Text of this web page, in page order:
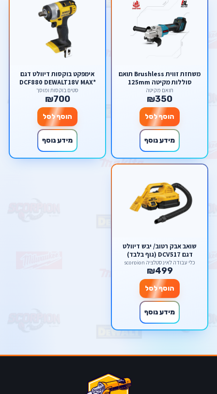
משחזת זווית Brushless תואם
סוללות מקיטה 125mm
תואם מקיטה
₪350
הוסף לסל
מידע נוסף
אימפקט בוקסות דיוולט דגם
DCF880 DEWALT18V MAX*
1/2" Cordless
סטים בוקסות ומוסך
₪700
הוסף לסל
מידע נוסף
שואב אבק רטוב/ יבש דיוולט
דגם DCV517 (גוף בלבד)
כלי עבודה לאינסטלציה scorpion
₪499
הוסף לסל
מידע נוסף